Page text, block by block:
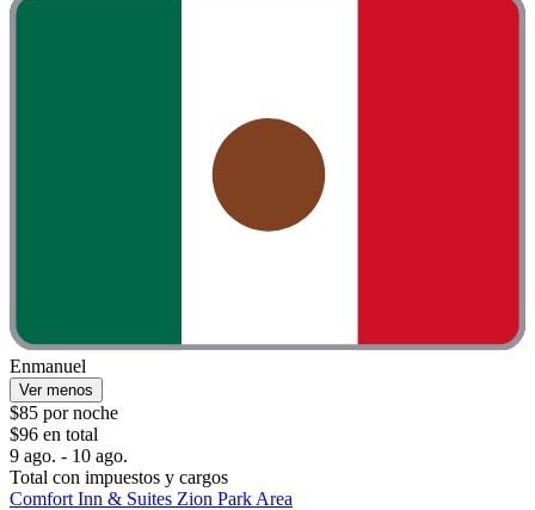
Enmanuel
Ver menos
$85 por noche
$96 en total
9 ago. - 10 ago.
Total con impuestos y cargos
Comfort Inn & Suites Zion Park Area